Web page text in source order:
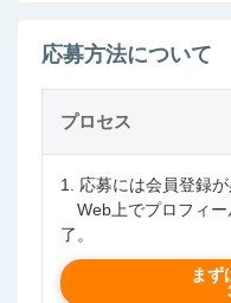
応募方法について
プロセス
1. 応募には会員登録
Web上でプロフィー
了。
まず